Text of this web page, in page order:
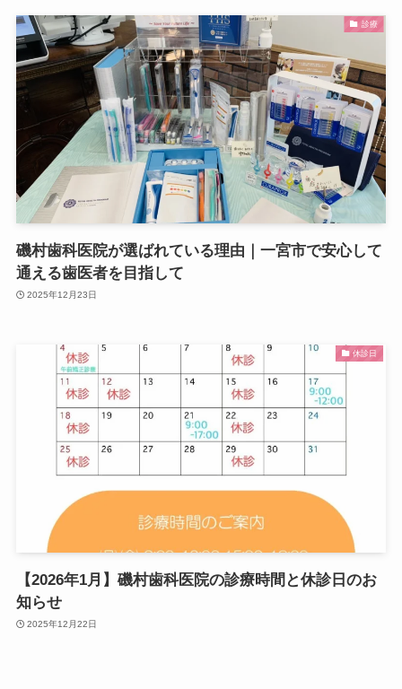
診療
磯村歯科医院が選ばれている理由｜一宮市で安心して
通える歯医者を目指して
2025年12月23日
休診日
【2026年1月】磯村歯科医院の診療時間と休診日のお
知らせ
2025年12月22日